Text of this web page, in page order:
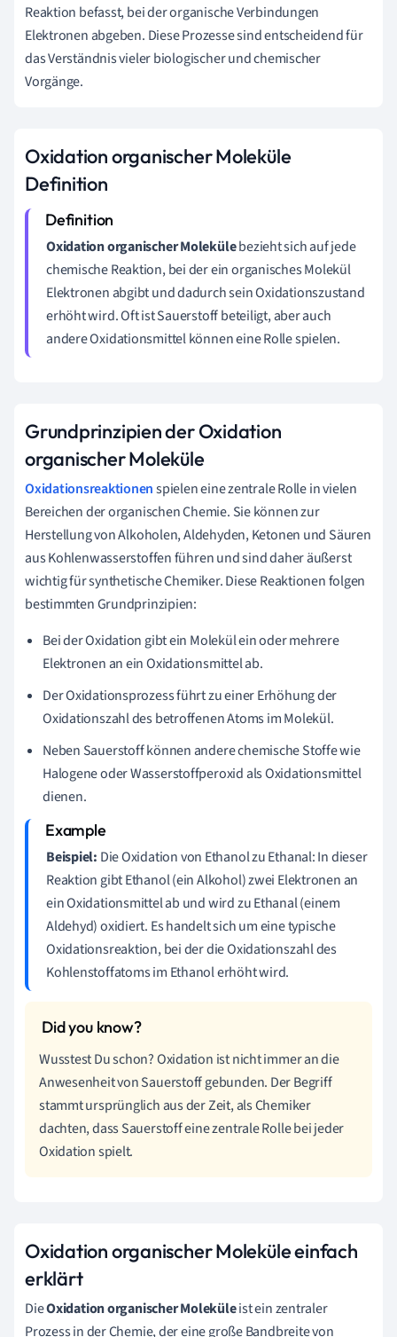
Reaktion befasst, bei der organische Verbindungen
Elektronen abgeben. Diese Prozesse sind entscheidend für
das Verständnis vieler biologischer und chemischer
Vorgänge.
Oxidation organischer Moleküle
Definition
Oxidation organischer Molekülebezieht sich auf jede
chemische Reaktion, bei der ein organisches Molekül
Elektronen abgibt und dadurch sein Oxidationszustand
erhöht wird. Oft ist Sauerstoff beteiligt, aber auch
andere Oxidationsmittel können eine Rolle spielen.
Grundprinzipien der Oxidation
organischer Moleküle
Oxidationsreaktionenspielen eine zentrale Rolle in vielen
Bereichen der organischen Chemie. Sie können zur
Herstellung von Alkoholen, Aldehyden, Ketonen und Säuren
aus Kohlenwasserstoffen führen und sind daher äußerst
wichtig für synthetische Chemiker. Diese Reaktionen folgen
bestimmten Grundprinzipien:
Bei der Oxidation gibt ein Molekül ein oder mehrere
Elektronen an ein Oxidationsmittel ab.
Der Oxidationsprozess führt zu einer Erhöhung der
Oxidationszahl des betroffenen Atoms im Molekül.
Neben Sauerstoff können andere chemische Stoffe wie
Halogene oder Wasserstoffperoxid als Oxidationsmittel
dienen.
Beispiel: Die Oxidation von Ethanol zu Ethanal: In dieser
Reaktion gibt Ethanol (ein Alkohol) zwei Elektronen an
ein Oxidationsmittel ab und wird zu Ethanal (einem
Aldehyd) oxidiert. Es handelt sich um eine typische
Oxidationsreaktion, bei der die Oxidationszahl des
Kohlenstoffatoms im Ethanol erhöht wird.
Wusstest Du schon? Oxidation ist nicht immer an die
Anwesenheit von Sauerstoff gebunden. Der Begriff
stammt ursprünglich aus der Zeit, als Chemiker
dachten, dass Sauerstoff eine zentrale Rolle bei jeder
Oxidation spielt.
Oxidation organischer Moleküle einfach
erklärt
DieOxidation organischer Moleküleist ein zentraler
Prozess in der Chemie, der eine große Bandbreite von